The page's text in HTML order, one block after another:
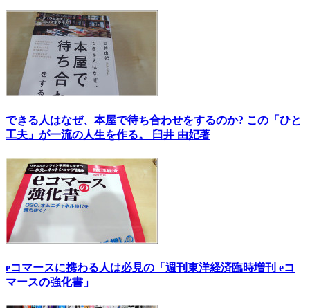
できる人はなぜ、本屋で待ち合わせをするのか? この「ひと
工夫」が一流の人生を作る。 臼井 由妃著
eコマースに携わる人は必見の「週刊東洋経済臨時増刊 eコ
マースの強化書」